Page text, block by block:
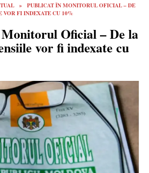
»
PUBLICAT ÎN MONITORUL OFICIAL – DE
VOR FI INDEXATE CU 10%
Oficial – De la
vor fi indexate cu